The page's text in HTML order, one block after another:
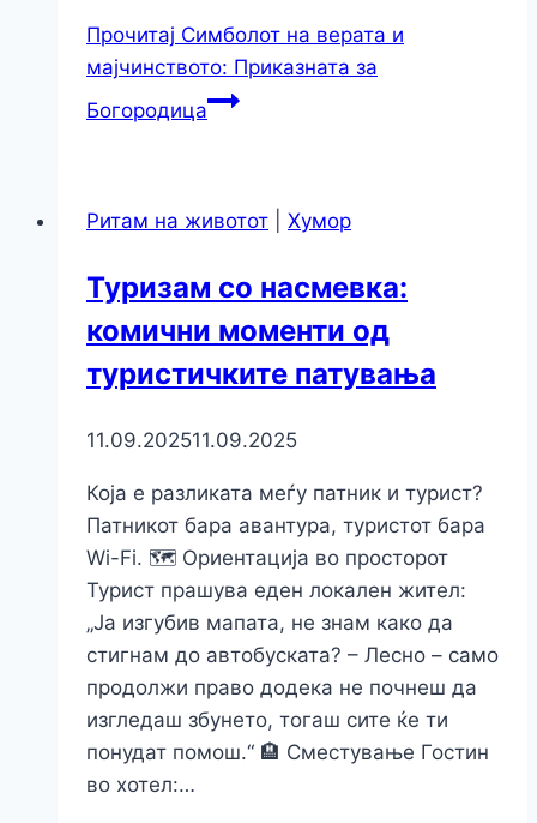
Прочитај Симболот на верата и
мајчинството: Приказната за
Богородица
Ритам на животот Хумор
Туризам со насмевка:
комични моменти од
туристичките патувања
11.09.202511.09.2025
Која е разликата меѓу патник и турист?
Патникот бара авантура, туристот бара
Wi-Fi. 🗺️ Ориентација во просторот
Турист прашува еден локален жител:
„Ja изгубив мапата, не знам како да
стигнам до автобуската? – Лесно – само
продолжи право додека не почнеш да
изгледаш збунето, тогаш сите ќе ти
понудат помош.“ 🏨 Сместување Гостин
во хотел:…